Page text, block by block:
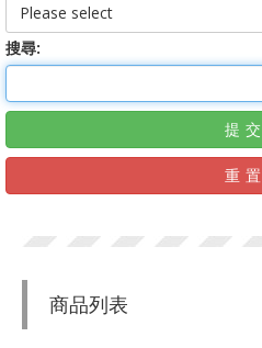
Please select
搜尋:
提交
重置
商品列表